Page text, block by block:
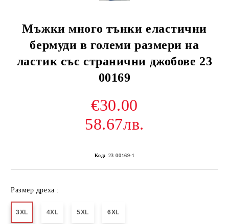
Мъжки много тънки еластични
бермуди в големи размери на
ластик със странични джобове 23
00169
€30.00
58.67лв.
Код: 23 00169-1
Размер дреха :
3XL 4XL 5XL 6XL